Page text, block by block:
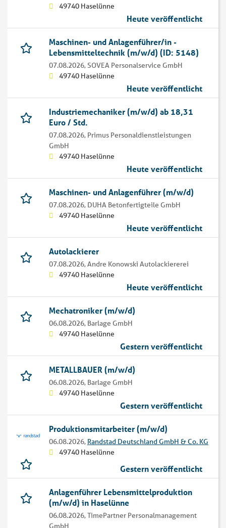
49740 Haselünne
Heute veröffentlicht
Maschinen- und Anlagenführer/in -
Lebensmitteltechnik (m/w/d) (ID: 5148)
07.08.2026,SOVEA Personalservice GmbH
49740 Haselünne
Heute veröffentlicht
Industriemechaniker (m/w/d) ab 18,31
Euro / Std.
07.08.2026, Primus Personaldienstleistungen
GmbH
49740 Haselünne
Heute veröffentlicht
Maschinen- und Anlagenführer (m/w/d)
07.08.2026, DUHA Betonfertigteile GmbH
49740 Haselünne
Heute veröffentlicht
Autolackierer
07.08.2026,Andre Konowski Autolackiererei
49740 Haselünne
Heute veröffentlicht
Mechatroniker (m/w/d)
06.08.2026, Barlage GmbH
49740 Haselünne
Gestern veröffentlicht
METALLBAUER (m/w/d)
06.08.2026, Barlage GmbH
49740 Haselünne
Gestern veröffentlicht
Produktionsmitarbeiter (m/w/d)
06.08.2026, Randstad Deutschland GmbH & Co. KG
49740 Haselünne
Gestern veröffentlicht
Anlagenführer Lebensmittelproduktion
(m/w/d) in Haselünne
06.08.2026,TimePartner Personalmanagement
GmbH